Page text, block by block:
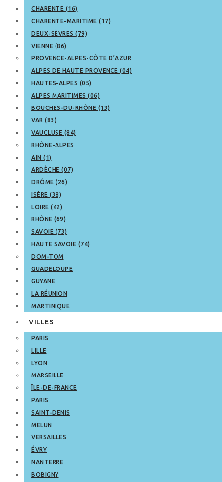
CHARENTE (16)
CHARENTE-MARITIME (17)
DEUX-SÈVRES (79)
VIENNE (86)
PROVENCE-ALPES-CÔTE D’AZUR
ALPES DE HAUTE PROVENCE (04)
HAUTES-ALPES (05)
ALPES MARITIMES (06)
BOUCHES-DU-RHÔNE (13)
VAR (83)
VAUCLUSE (84)
RHÔNE-ALPES
AIN (1)
ARDÈCHE (07)
DRÔME (26)
ISÈRE (38)
LOIRE (42)
RHÔNE (69)
SAVOIE (73)
HAUTE SAVOIE (74)
DOM-TOM
GUADELOUPE
GUYANE
LA RÉUNION
MARTINIQUE
VILLES
PARIS
LILLE
LYON
MARSEILLE
ÎLE-DE-FRANCE
PARIS
SAINT-DENIS
MELUN
VERSAILLES
ÉVRY
NANTERRE
BOBIGNY